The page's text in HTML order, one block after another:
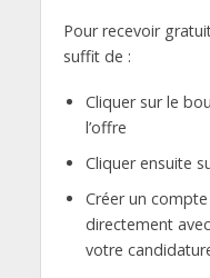
Pour recevoir
suffit de :
Cliquer sur le
l’offre
Cliquer ensuite
Créer un
directement
votre